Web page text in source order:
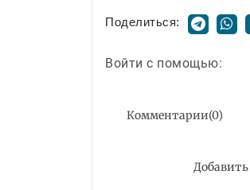
Поделиться:
Войти с помощью:
Комментарии(0)